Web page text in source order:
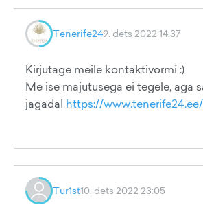
Tenerife249. dets 2022 14:37
Kirjutage meile kontaktivormi :)
Me ise majutusega ei tegele, aga
jagada! https://
Tur1st10. dets 2022 23:05